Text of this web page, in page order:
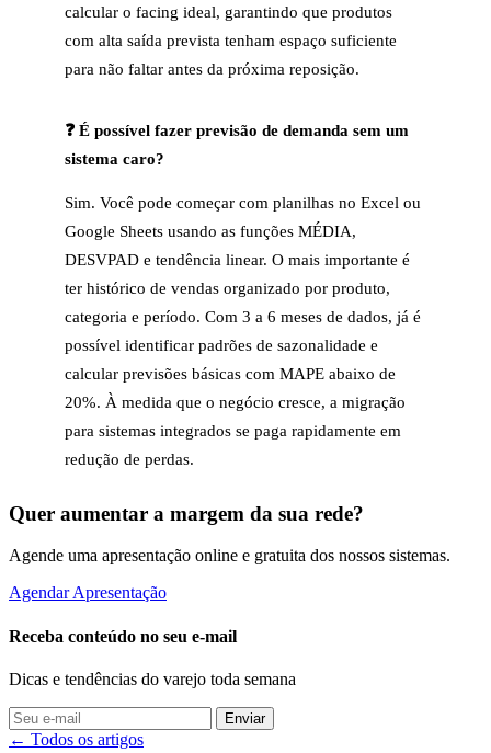
calcular o facing ideal, garantindo que produtos
com alta saída prevista tenham espaço suficiente
para não faltar antes da próxima reposição.
❓ É possível fazer previsão de demanda sem um
sistema caro?
Sim. Você pode começar com planilhas no Excel ou
Google Sheets usando as funções MÉDIA,
DESVPAD e tendência linear. O mais importante é
ter histórico de vendas organizado por produto,
categoria e período. Com 3 a 6 meses de dados, já é
possível identificar padrões de sazonalidade e
calcular previsões básicas com MAPE abaixo de
20%. À medida que o negócio cresce, a migração
para sistemas integrados se paga rapidamente em
redução de perdas.
Quer aumentar a margem da sua rede?
Agende uma apresentação online e gratuita dos nossos sistemas.
Agendar Apresentação
Receba conteúdo no seu e-mail
Dicas e tendências do varejo toda semana
Enviar
← Todos os artigos